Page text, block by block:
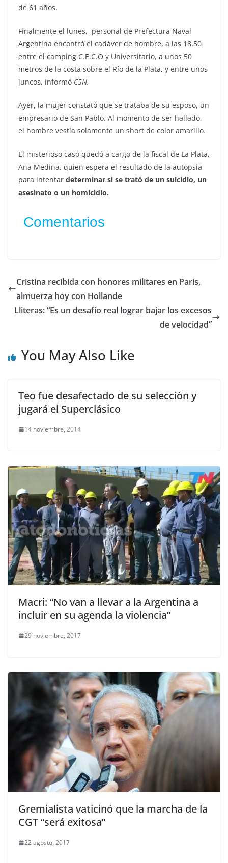
de 61 años.
Finalmente el lunes, personal de Prefectura Naval
Argentina encontró el cadáver de hombre, a las 18.50
entre el camping C.E.C.O y Universitario, a unos 50
metros de la costa sobre el Río de la Plata, y entre unos
juncos, informó C5N.
Ayer, la mujer constató que se trataba de su esposo, un
empresario de San Pablo. Al momento de ser hallado,
el hombre vestía solamente un short de color amarillo.
El misterioso caso quedó a cargo de la fiscal de La Plata,
Ana Medina, quien espera el resultado de la autopsia
para intentar determinar si se trató de un suicidio, un
asesinato o un homicidio.
Comentarios
Cristina recibida con honores militares en Paris,
almuerza hoy con Hollande
Lliteras: “Es un desafío real lograr bajar los excesos
de velocidad”
You May Also Like
Teo fue desafectado de su selecciòn y
jugará el Superclásico
14 noviembre, 2014
Macri: “No van a llevar a la Argentina a
incluir en su agenda la violencia”
29 noviembre, 2017
Gremialista vaticinó que la marcha de la
CGT “será exitosa”
22 agosto, 2017